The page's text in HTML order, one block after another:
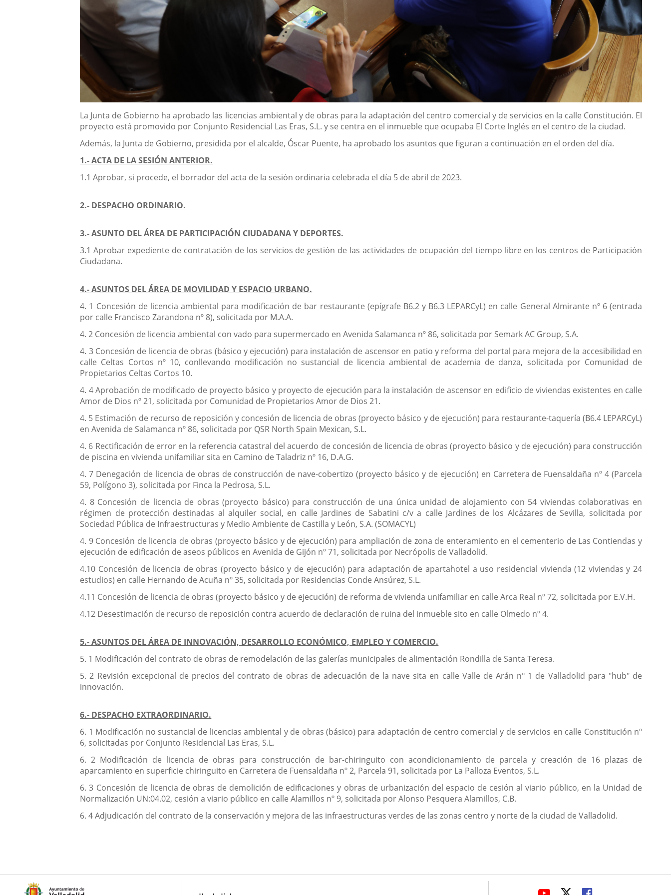
Descripción
La Junta de Gobierno ha aprobado las licencias ambiental y de obras para la adaptación del centro comercial y de servicios en la calle Constitución. El
proyecto está promovido por Conjunto Residencial Las Eras, S.L. y se centra en el inmueble que ocupaba El Corte Inglés en el centro de la ciudad.
Además, la Junta de Gobierno, presidida por el alcalde, Óscar Puente, ha aprobado los asuntos que figuran a continuación en el orden del día.
1.- ACTA DE LA SESIÓN ANTERIOR.
1.1 Aprobar, si procede, el borrador del acta de la sesión ordinaria celebrada el día 5 de abril de 2023.
2.- DESPACHO ORDINARIO.
3.- ASUNTO DEL ÁREA DE PARTICIPACIÓN CIUDADANA Y DEPORTES.
3.1 Aprobar expediente de contratación de los servicios de gestión de las actividades de ocupación del tiempo libre en los centros de Participación
Ciudadana.
4.- ASUNTOS DEL ÁREA DE MOVILIDAD Y ESPACIO URBANO.
4. 1 Concesión de licencia ambiental para modificación de bar restaurante (epígrafe B6.2 y B6.3 LEPARCyL) en calle General Almirante nº 6 (entrada
por calle Francisco Zarandona nº 8), solicitada por M.A.A.
4. 2 Concesión de licencia ambiental con vado para supermercado en Avenida Salamanca nº 86, solicitada por Semark AC Group, S.A.
4. 3 Concesión de licencia de obras (básico y ejecución) para instalación de ascensor en patio y reforma del portal para mejora de la accesibilidad en
calle Celtas Cortos nº 10, conllevando modificación no sustancial de licencia ambiental de academia de danza, solicitada por Comunidad de
Propietarios Celtas Cortos 10.
4. 4 Aprobación de modificado de proyecto básico y proyecto de ejecución para la instalación de ascensor en edificio de viviendas existentes en calle
Amor de Dios nº 21, solicitada por Comunidad de Propietarios Amor de Dios 21.
4. 5 Estimación de recurso de reposición y concesión de licencia de obras (proyecto básico y de ejecución) para restaurante-taquería (B6.4 LEPARCyL)
en Avenida de Salamanca nº 86, solicitada por QSR North Spain Mexican, S.L.
4. 6 Rectificación de error en la referencia catastral del acuerdo de concesión de licencia de obras (proyecto básico y de ejecución) para construcción
de piscina en vivienda unifamiliar sita en Camino de Taladriz nº 16, D.A.G.
4. 7 Denegación de licencia de obras de construcción de nave-cobertizo (proyecto básico y de ejecución) en Carretera de Fuensaldaña nº 4 (Parcela
59, Polígono 3), solicitada por Finca la Pedrosa, S.L.
4. 8 Concesión de licencia de obras (proyecto básico) para construcción de una única unidad de alojamiento con 54 viviendas colaborativas en
régimen de protección destinadas al alquiler social, en calle Jardines de Sabatini c/v a calle Jardines de los Alcázares de Sevilla, solicitada por
Sociedad Pública de Infraestructuras y Medio Ambiente de Castilla y León, S.A. (SOMACYL)
4. 9 Concesión de licencia de obras (proyecto básico y de ejecución) para ampliación de zona de enteramiento en el cementerio de Las Contiendas y
ejecución de edificación de aseos públicos en Avenida de Gijón nº 71, solicitada por Necrópolis de Valladolid.
4.10 Concesión de licencia de obras (proyecto básico y de ejecución) para adaptación de apartahotel a uso residencial vivienda (12 viviendas y 24
estudios) en calle Hernando de Acuña nº 35, solicitada por Residencias Conde Ansúrez, S.L.
4.11 Concesión de licencia de obras (proyecto básico y de ejecución) de reforma de vivienda unifamiliar en calle Arca Real nº 72, solicitada por E.V.H.
4.12 Desestimación de recurso de reposición contra acuerdo de declaración de ruina del inmueble sito en calle Olmedo nº 4.
5.- ASUNTOS DEL ÁREA DE INNOVACIÓN, DESARROLLO ECONÓMICO, EMPLEO Y COMERCIO.
5. 1 Modificación del contrato de obras de remodelación de las galerías municipales de alimentación Rondilla de Santa Teresa.
5. 2 Revisión excepcional de precios del contrato de obras de adecuación de la nave sita en calle Valle de Arán nº 1 de Valladolid para "hub" de
innovación.
6.- DESPACHO EXTRAORDINARIO.
6. 1 Modificación no sustancial de licencias ambiental y de obras (básico) para adaptación de centro comercial y de servicios en calle Constitución nº
6, solicitadas por Conjunto Residencial Las Eras, S.L.
6. 2 Modificación de licencia de obras para construcción de bar-chiringuito con acondicionamiento de parcela y creación de 16 plazas de
aparcamiento en superficie chiringuito en Carretera de Fuensaldaña nº 2, Parcela 91, solicitada por La Palloza Eventos, S.L.
6. 3 Concesión de licencia de obras de demolición de edificaciones y obras de urbanización del espacio de cesión al viario público, en la Unidad de
Normalización UN:04.02, cesión a viario público en calle Alamillos nº 9, solicitada por Alonso Pesquera Alamillos, C.B.
6. 4 Adjudicación del contrato de la conservación y mejora de las infraestructuras verdes de las zonas centro y norte de la ciudad de Valladolid.
LINK LINKLINK